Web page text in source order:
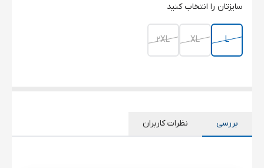
سایزتان را انتخاب کنید
L
XL
2XL
بررسی نظرات کاربران